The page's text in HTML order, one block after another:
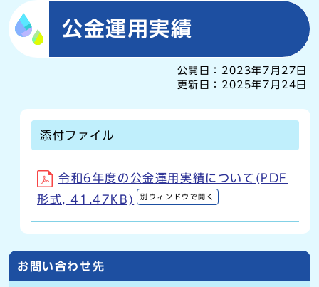
公金運用実績
公開日： 2023年7月27日
更新日： 2025年7月24日
添付ファイル
令和6年度の公金運用実績について(PDF
形式, 41.47KB)
別ウィンドウで開く
お問い合わせ先